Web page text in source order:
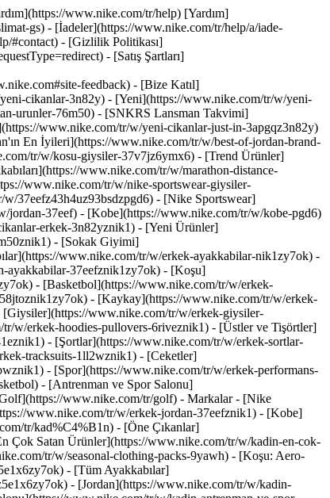
www.nike.com/tr/help) [Yardım]
gs) - [İadeler](https://www.nike.com/tr/help/a/iade-
#contact) - [Gizlilik Politikası]
- [Satış Şartları]
feedback) - [Bize Katıl]
cikanlar-3n82y) - [Yeni](https://www.nike.com/tr/w/yeni-
urunler-76m50) - [SNKRS Lansman Takvimi]
www.nike.com/tr/w/yeni-cikanlar-just-in-3apgqz3n82y)
En İyileri](https://www.nike.com/tr/w/best-of-jordan-brand-
tr/w/kosu-giysiler-37v7jz6ymx6) - [Trend Ürünler]
www.nike.com/tr/w/marathon-distance-
www.nike.com/tr/w/nike-sportswear-giysiler-
37eefz43h4uz93bsdzpgd6) - [Nike Sportswear]
37eef) - [Kobe](https://www.nike.com/tr/w/kobe-pgd6)
erkek-3n82yznik1) - [Yeni Ürünler]
- [Sokak Giyimi]
www.nike.com/tr/w/erkek-ayakkabilar-nik1zy7ok) -
ayakkabilar-37eefznik1zy7ok) - [Koşu]
- [Basketbol](https://www.nike.com/tr/w/erkek-
- [Kaykay](https://www.nike.com/tr/w/erkek-
[Giysiler](https://www.nike.com/tr/w/erkek-giysiler-
w/erkek-hoodies-pullovers-6riveznik1) - [Üstler ve Tişörtler]
- [Şortlar](https://www.nike.com/tr/w/erkek-sortlar-
tracksuits-1ll2wznik1) - [Ceketler]
- [Spor](https://www.nike.com/tr/w/erkek-performans-
- [Antrenman ve Spor Salonu]
www.nike.com/tr/golf) - Markalar - [Nike
www.nike.com/tr/w/erkek-jordan-37eefznik1) - [Kobe]
tr/kad%C4%B1n) - [Öne Çıkanlar]
Çok Satan Ürünler](https://www.nike.com/tr/w/kadin-en-cok-
tr/w/seasonal-clothing-packs-9yawh) - [Koşu: Aero-
- [Tüm Ayakkabılar]
- [Jordan](https://www.nike.com/tr/w/kadin-